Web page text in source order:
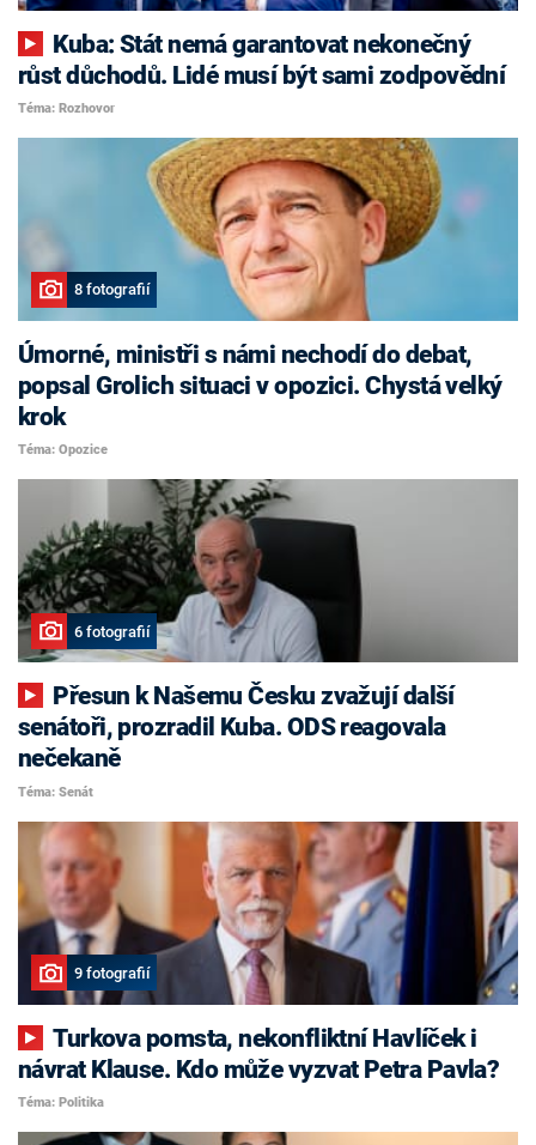
růst důchodů. Lidé musí být sami zodpovědní
Téma: Rozhovor
8 fotografií
Úmorné, ministři s námi nechodí do debat,
popsal Grolich situaci v opozici. Chystá velký
krok
Téma: Opozice
6 fotografií
senátoři, prozradil Kuba. ODS reagovala
nečekaně
Téma: Senát
9 fotografií
Turkova pomsta, nekonfliktní Havlíček i
návrat Klause. Kdo může vyzvat Petra Pavla?
Téma: Politika